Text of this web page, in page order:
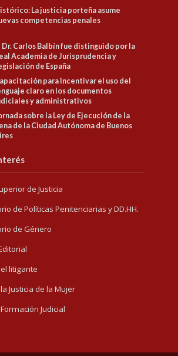
La justicia porteña asume
competencias penales
Dr. Carlos Balbín fue distinguido por la
Academia de Jurisprudencia y
de España
para Incentivar el uso del
claro en los documentos
y administrativos
sobre la Ley de Ejecución de la
de la Ciudad Autónoma de Buenos
de Justicia
de Políticas Penitenciarias y DD.HH.
de Género
litigante
Justicia de la Mujer
Judicial